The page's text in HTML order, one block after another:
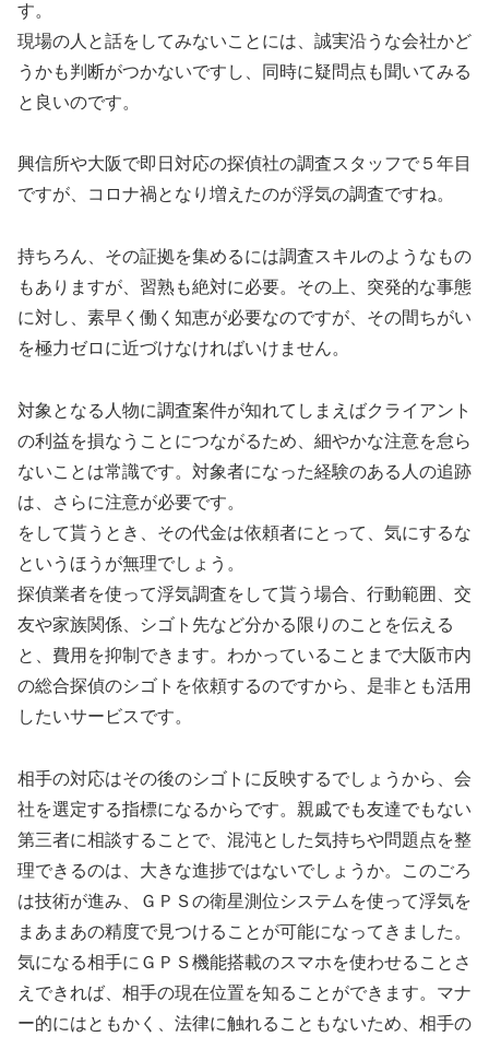
す。
現場の人と話をしてみないことには、誠実沿うな会社かど
うかも判断がつかないですし、同時に疑問点も聞いてみる
と良いのです。
興信所や大阪で即日対応の探偵社の調査スタッフで５年目
ですが、コロナ禍となり増えたのが浮気の調査ですね。
持ちろん、その証拠を集めるには調査スキルのようなもの
もありますが、習熟も絶対に必要。その上、突発的な事態
に対し、素早く働く知恵が必要なのですが、その間ちがい
を極力ゼロに近づけなければいけません。
対象となる人物に調査案件が知れてしまえばクライアント
の利益を損なうことにつながるため、細やかな注意を怠ら
ないことは常識です。対象者になった経験のある人の追跡
は、さらに注意が必要です。
をして貰うとき、その代金は依頼者にとって、気にするな
というほうが無理でしょう。
探偵業者を使って浮気調査をして貰う場合、行動範囲、交
友や家族関係、シゴト先など分かる限りのことを伝える
と、費用を抑制できます。わかっていることまで大阪市内
の総合探偵のシゴトを依頼するのですから、是非とも活用
したいサービスです。
相手の対応はその後のシゴトに反映するでしょうから、会
社を選定する指標になるからです。親戚でも友達でもない
第三者に相談することで、混沌とした気持ちや問題点を整
理できるのは、大きな進捗ではないでしょうか。このごろ
は技術が進み、ＧＰＳの衛星測位システムを使って浮気を
まあまあの精度で見つけることが可能になってきました。
気になる相手にＧＰＳ機能搭載のスマホを使わせることさ
えできれば、相手の現在位置を知ることができます。マナ
ー的にはともかく、法律に触れることもないため、相手の